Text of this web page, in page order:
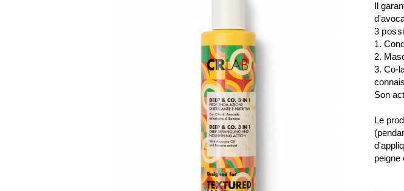
Il
3
1.
2.
3. Co-
Son
Le
peigne